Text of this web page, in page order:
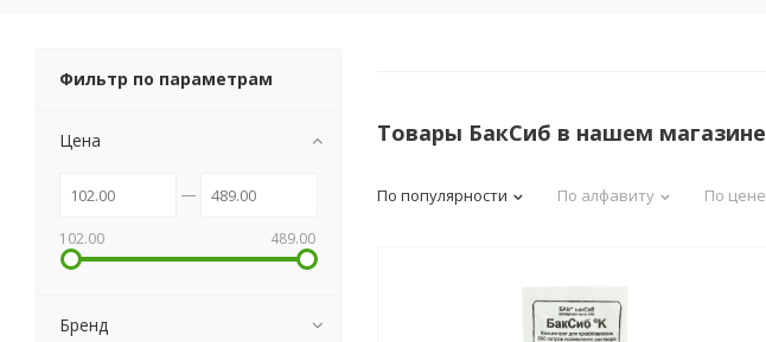
Товары БакСиб в нашем магазине
По популярности По алфавиту По цене
Фильтр по параметрам
Цена
102.00 489.00
Бренд